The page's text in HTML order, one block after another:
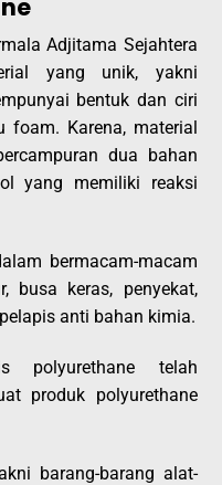
Adjitama Sejahtera
yang unik, yakni
bentuk dan ciri
foam. Karena, material
dua bahan
yang memiliki reaksi
bermacam-macam
busa keras, penyekat,
anti bahan kimia.
polyurethane telah
produk polyurethane
barang-barang alat-